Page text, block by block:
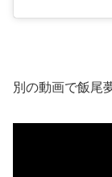
別の動画で飯尾